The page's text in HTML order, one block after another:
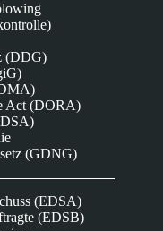
(DDG)
Act (DORA)
(GDNG)
(EDSA)
(EDSB)